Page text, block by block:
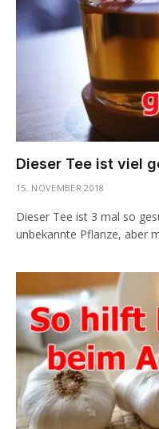
Dieser Tee ist viel
15. NOVEMBER 2018
Dieser Tee ist 3 mal so
unbekannte Pflanze, aber